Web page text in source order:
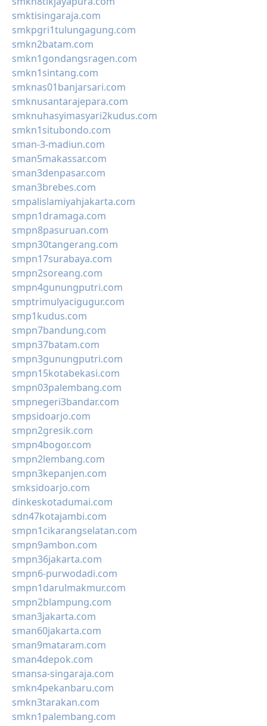
smktisingaraja.com
smkpgri1tulungagung.com
smkn2batam.com
smkn1gondangsragen.com
smkn1sintang.com
smknas01banjarsari.com
smknusantarajepara.com
smknuhasyimasyari2kudus.com
smkn1situbondo.com
sman-3-madiun.com
sman5makassar.com
sman3denpasar.com
sman3brebes.com
smpalislamiyahjakarta.com
smpn1dramaga.com
smpn8pasuruan.com
smpn30tangerang.com
smpn17surabaya.com
smpn2soreang.com
smpn4gunungputri.com
smptrimulyacigugur.com
smp1kudus.com
smpn7bandung.com
smpn37batam.com
smpn3gunungputri.com
smpn15kotabekasi.com
smpn03palembang.com
smpnegeri3bandar.com
smpsidoarjo.com
smpn2gresik.com
smpn4bogor.com
smpn2lembang.com
smpn3kepanjen.com
smksidoarjo.com
dinkeskotadumai.com
sdn47kotajambi.com
smpn1cikarangselatan.com
smpn9ambon.com
smpn36jakarta.com
smpn6-purwodadi.com
smpn1darulmakmur.com
smpn2blampung.com
sman3jakarta.com
sman60jakarta.com
sman9mataram.com
sman4depok.com
smansa-singaraja.com
smkn4pekanbaru.com
smkn3tarakan.com
smkn1palembang.com